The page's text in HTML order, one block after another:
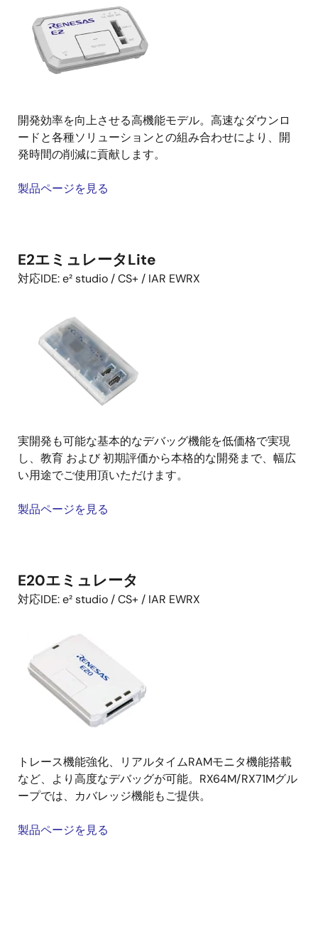
開発効率を向上させる高機能モデル。高速なダウンロ
ードと各種ソリューションとの組み合わせにより、開
発時間の削減に貢献します。
製品ページを見る
E2エミュレータLite
対応IDE: e² studio / CS+ / IAR EWRX
実開発も可能な基本的なデバッグ機能を低価格で実現
し、教育 および 初期評価から本格的な開発まで、幅広
い用途でご使用頂いただけます。
製品ページを見る
E20エミュレータ
対応IDE: e² studio / CS+ / IAR EWRX
トレース機能強化、リアルタイムRAMモニタ機能搭載
など、より高度なデバッグが可能。RX64M/RX71Mグル
ープでは、カバレッジ機能もご提供。
製品ページを見る